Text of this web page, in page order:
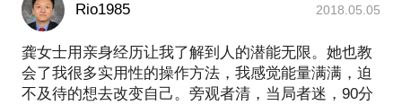
Rio1985 2018.05.05
龚女士用亲身经历让我了解到人的潜能无限。她也教
会了我很多实用性的操作方法，我感觉能量满满，迫
不及待的想去改变自己。旁观者清，当局者迷，90分